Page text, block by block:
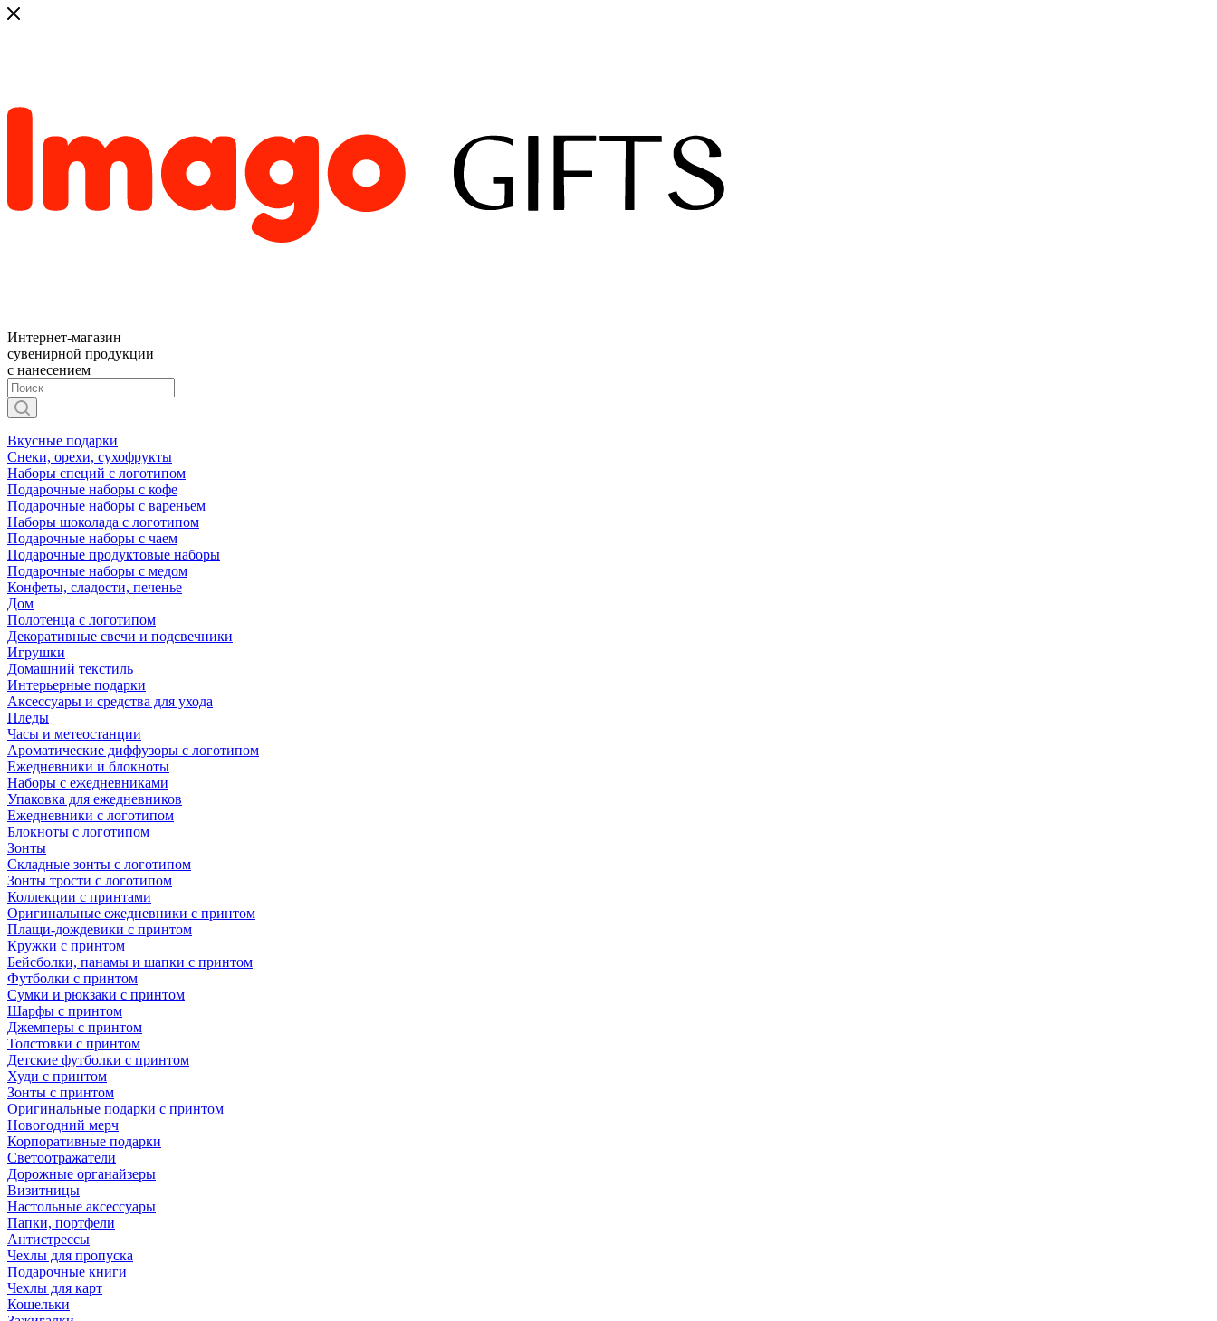
Интернет-магазин
сувенирной продукции
с нанесением
Вкусные подарки
Снеки, орехи, сухофрукты
Наборы специй с логотипом
Подарочные наборы с кофе
Подарочные наборы с вареньем
Наборы шоколада с логотипом
Подарочные наборы с чаем
Подарочные продуктовые наборы
Подарочные наборы с медом
Конфеты, сладости, печенье
Дом
Полотенца с логотипом
Декоративные свечи и подсвечники
Игрушки
Домашний текстиль
Интерьерные подарки
Аксессуары и средства для ухода
Пледы
Часы и метеостанции
Ароматические диффузоры с логотипом
Ежедневники и блокноты
Наборы с ежедневниками
Упаковка для ежедневников
Ежедневники с логотипом
Блокноты с логотипом
Зонты
Складные зонты с логотипом
Зонты трости с логотипом
Коллекции с принтами
Оригинальные ежедневники с принтом
Плащи-дождевики с принтом
Кружки с принтом
Бейсболки, панамы и шапки с принтом
Футболки с принтом
Сумки и рюкзаки с принтом
Шарфы с принтом
Джемперы с принтом
Толстовки с принтом
Детские футболки с принтом
Худи с принтом
Зонты с принтом
Оригинальные подарки с принтом
Новогодний мерч
Корпоративные подарки
Светоотражатели
Дорожные органайзеры
Визитницы
Настольные аксессуары
Папки, портфели
Антистрессы
Чехлы для пропуска
Подарочные книги
Чехлы для карт
Кошельки